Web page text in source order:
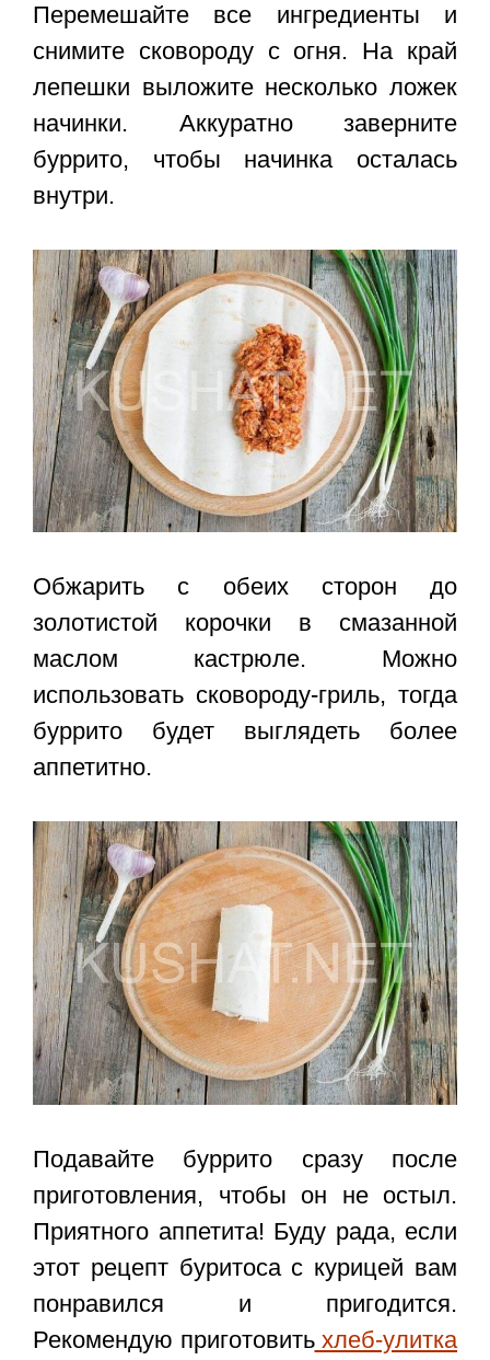
Перемешайте все ингредиенты и
снимите сковороду с огня. На край
лепешки выложите несколько ложек
начинки. Аккуратно заверните
буррито, чтобы начинка осталась
внутри.
Обжарить с обеих сторон до
золотистой корочки в смазанной
маслом кастрюле. Можно
использовать сковороду-гриль, тогда
буррито будет выглядеть более
аппетитно.
Подавайте буррито сразу после
приготовления, чтобы он не остыл.
Приятного аппетита! Буду рада, если
этот рецепт буритоса с курицей вам
понравился и пригодится.
Рекомендую приготовитьхлеб-улитка